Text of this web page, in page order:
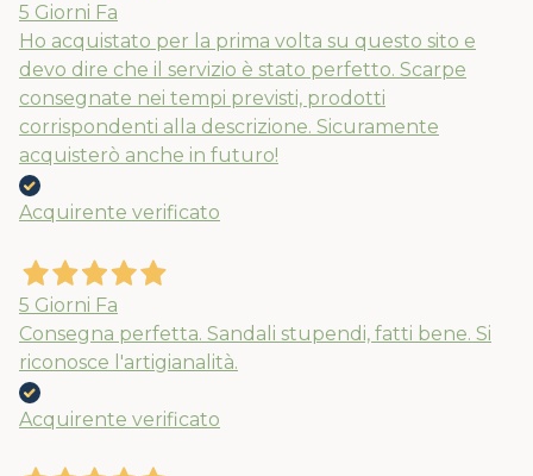
5 Giorni Fa
Ho acquistato per la prima volta su questo sito e
devo dire che il servizio è stato perfetto. Scarpe
consegnate nei tempi previsti, prodotti
corrispondenti alla descrizione. Sicuramente
acquisterò anche in futuro!
Acquirente verificato
5 Giorni Fa
Consegna perfetta. Sandali stupendi, fatti bene. Si
riconosce l'artigianalità.
Acquirente verificato